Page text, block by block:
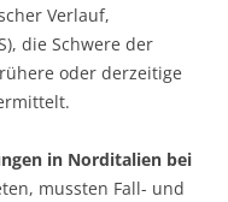
Verlauf,
die Schwere der
oder derzeitige
in Norditalien bei
mussten Fall- und